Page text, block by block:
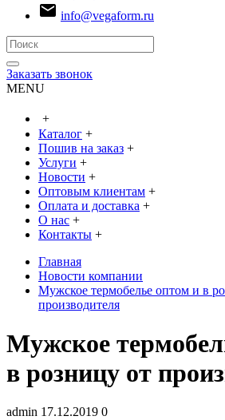
email info@vegaform.ru
Заказать звонок
MENU
+
Каталог +
Пошив на заказ +
Услуги +
Новости +
Оптовым клиентам +
Оплата и доставка +
О нас +
Контакты +
Главная
Новости компании
Мужское термобелье оптом и в
производителя
Мужское
в розницу от
admin 17.12.2019 0